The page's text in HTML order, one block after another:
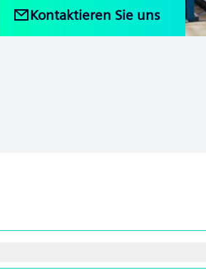
Kontaktieren Sie uns